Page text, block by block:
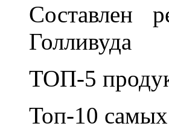
Составлен
Голливуда
ТОП-5
Топ-10